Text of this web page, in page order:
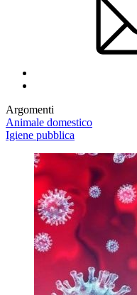
Argomenti
Animale domestico
Igiene pubblica